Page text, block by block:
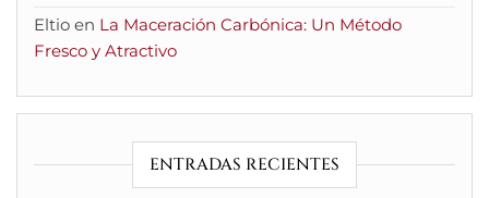
Eltio en La Maceración Carbónica: Un Método
Fresco y Atractivo
ENTRADAS RECIENTES